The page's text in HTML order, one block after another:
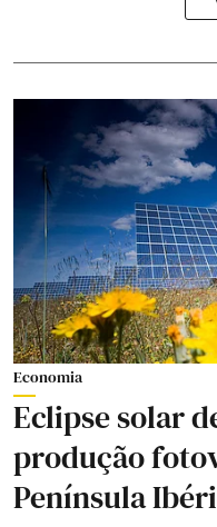
Economia
Eclipse solar
produção
Península